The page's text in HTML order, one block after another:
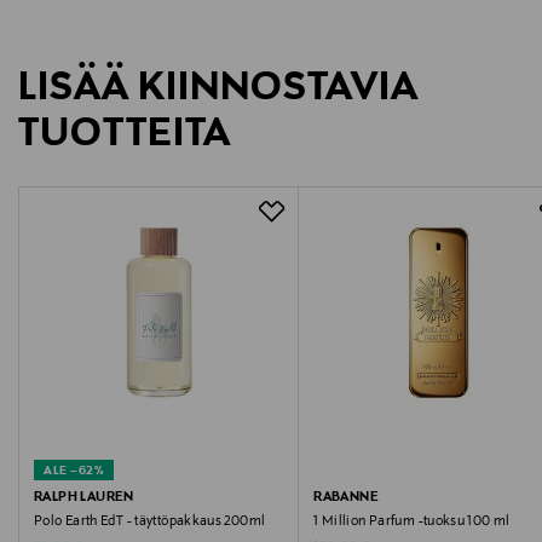
Sugtabletter med vitamin B12 som stöd för minne och
ork. Vitamin B12 är ett viktigt tillskott för äldre
personer, vegetarianer och personer som behandlas
med vissa läkemedel som stör upptaget av vitamin B12 i
kroppen. Vitamin B12 bidrar till nervsystemets normala
funktion och normal psykologisk funktion. Innehåller
inga animaliska ingredienser och lämpar sig för
veganer. Smak: hallon. Produkten är fri från laktos,
Användning
1 tablett dagligen. Tabletten kan sugas eller tuggas.
Förvaras utom räckhåll för små barn. Förvaras väl
LISÄÄ KIINNOSTAVIA
TUOTTEITA
ALE –62%
RALPH LAUREN
Polo Earth EdT - täyttöpakkaus 200ml
RABANNE
1 Million Parfum -tuoksu 100 ml